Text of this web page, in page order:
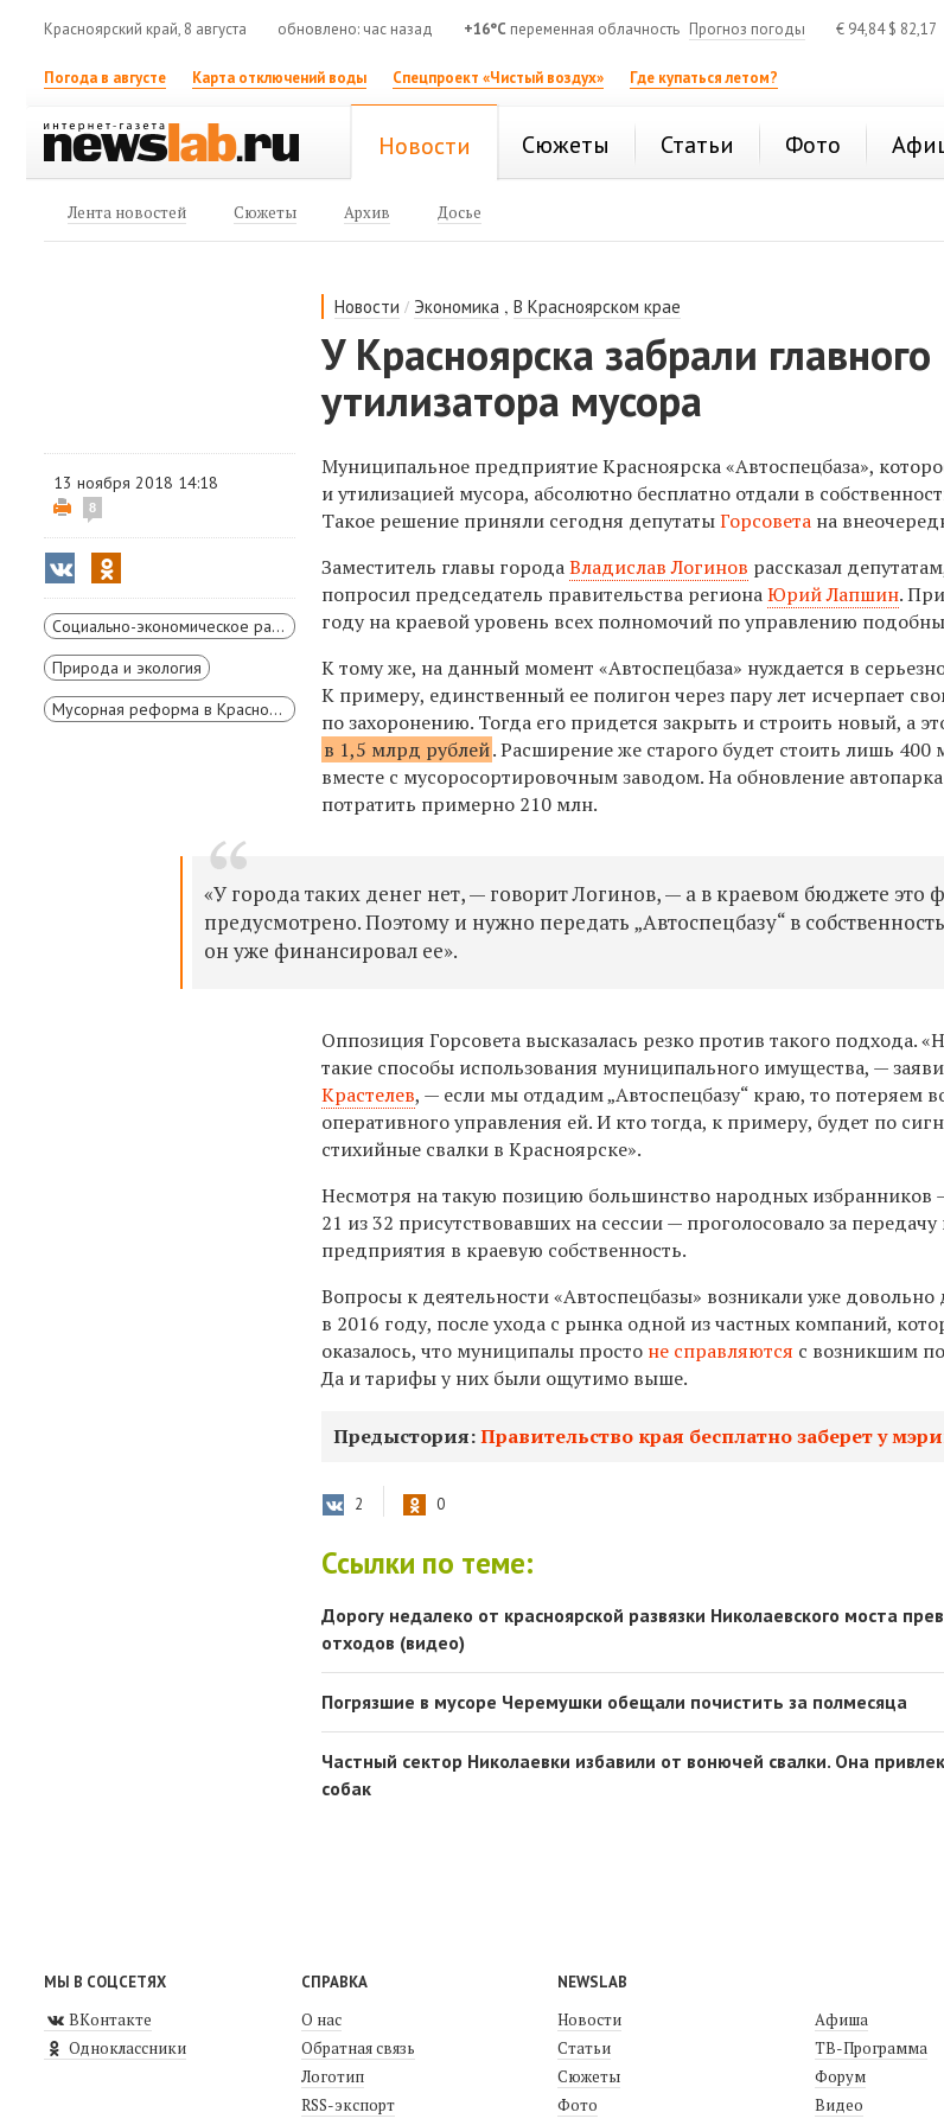
Красноярский край, 8 августа обновлено: час назад +16°C переменная облачность Прогноз погоды € 94,84$ 82,17
Погода в августе Карта отключений воды Спецпроект «Чистый воздух» Где купаться летом?
Новости Сюжеты Статьи Фото
Лента новостей Сюжеты Архив Досье
Новости / Экономика ,В Красноярском крае
У Красноярска забрали главного
утилизатора мусора
13 ноября 2018 14:18
8
Социально-экономическое развитие Красноярского края
Природа и экология
Мусорная реформа в Красноярске
Муниципальное предприятие Красноярска «Автоспецбаза»,
и утилизацией мусора, абсолютно бесплатно отдали в
Такое решение приняли сегодня депутатыГорсовета на
Заместитель главы городаВладислав Логинов рассказал
попросил председатель правительства регионаЮрий Лапшин.
году на краевой уровень всех полномочий по управлению
К тому же, на данный момент «Автоспецбаза» нуждается в
К примеру, единственный ее полигон через пару лет исчерпает
по захоронению. Тогда его придется закрыть и строить новый, а
в 1,5 млрд рублей. Расширение же старого будет стоить лишь
вместе с мусоросортировочным заводом. На обновление
потратить примерно 210 млн.
«У города таких денег нет, — говорит Логинов, — а в краевом бюджете это
предусмотрено. Поэтому и нужно передать „Автоспецбазу“ в
он уже финансировал ее».
Оппозиция Горсовета высказалась резко против такого подхода.
такие способы использования муниципального имущества, —
Крастелев, — если мы отдадим „Автоспецбазу“ краю, то потеряем
оперативного управления ей. И кто тогда, к примеру, будет по
стихийные свалки в Красноярске».
Несмотря на такую позицию большинство народных избранников
21 из 32 присутствовавших на сессии — проголосовало за
предприятия в краевую собственность.
Вопросы к деятельности «Автоспецбазы» возникали уже
в 2016 году, после ухода с рынка одной из частных компаний,
оказалось, что муниципалы просто не справляются с возникшим
Да и тарифы у них были ощутимо выше.
Предыстория:Правительство края бесплатно заберет у
2 0
Ссылки по теме:
Дорогу недалеко от красноярской развязки Николаевского моста
отходов (видео)
Погрязшие в мусоре Черемушки обещали почистить за полмесяца
Частный сектор Николаевки избавили от вонючей свалки. Она
собак
МЫ В СОЦСЕТЯХ
ВКонтакте
Одноклассники
СПРАВКА
О нас
Обратная связь
Логотип
RSS-экспорт
NEWSLAB
Новости
Статьи
Сюжеты
Фото
Афиша
ТВ-Программа
Форум
Видео